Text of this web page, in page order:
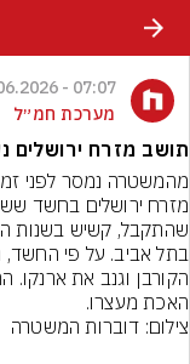
07:07 - 18.06.2026
מערכת חמ״ל
תושב מזרח
האכת מעצרו.
צילום: דוברות המשטרה